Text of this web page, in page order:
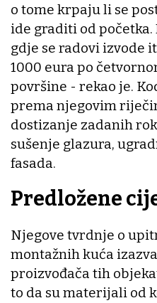
o tome krpaju li se
ide graditi od
gdje se radovi izvode
1000 eura po
površine - rekao je.
prema njegovim
dostizanje zadanih
sušenje glazura,
fasada.
Predložene
Njegove tvrdnje o
montažnih kuća
proizvođača tih
to da su materijali od